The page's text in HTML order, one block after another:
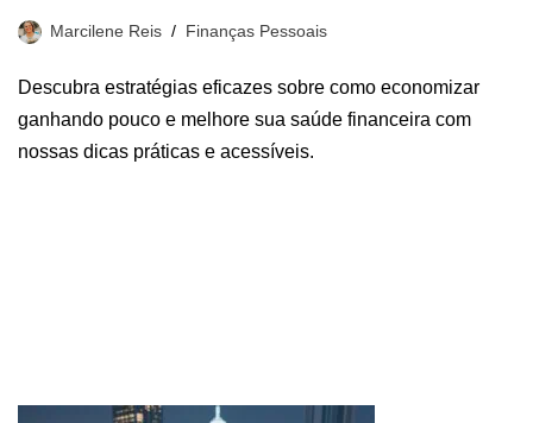
Marcilene Reis Finanças Pessoais
Descubra estratégias eficazes sobre como economizar
ganhando pouco e melhore sua saúde financeira com
nossas dicas práticas e acessíveis.